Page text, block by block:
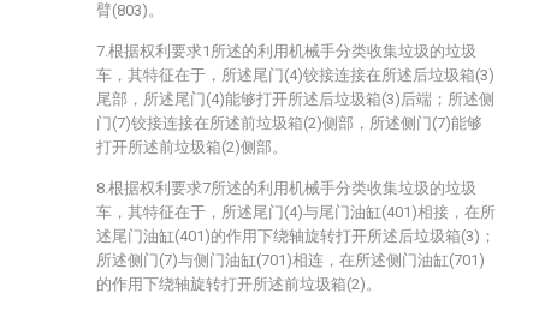
臂(803)。
7.根据权利要求1所述的利用机械手分类收集垃圾的垃圾
车，其特征在于，所述尾门(4)铰接连接在所述后垃圾箱(3)
尾部，所述尾门(4)能够打开所述后垃圾箱(3)后端；所述侧
门(7)铰接连接在所述前垃圾箱(2)侧部，所述侧门(7)能够
打开所述前垃圾箱(2)侧部。
8.根据权利要求7所述的利用机械手分类收集垃圾的垃圾
车，其特征在于，所述尾门(4)与尾门油缸(401)相接，在所
述尾门油缸(401)的作用下绕轴旋转打开所述后垃圾箱(3)；
所述侧门(7)与侧门油缸(701)相连，在所述侧门油缸(701)
的作用下绕轴旋转打开所述前垃圾箱(2)。